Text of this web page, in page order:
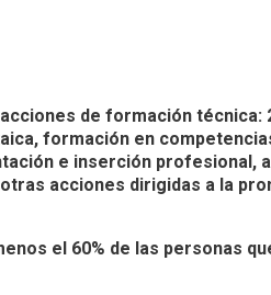
de formación técnica:
formación en
e inserción profesional,
acciones dirigidas a la
el 60% de las personas